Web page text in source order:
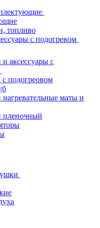
топливо
с подогревом
аксессуары с
подогреовом
маты и
пленочный